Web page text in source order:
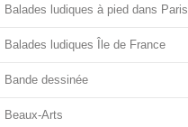
Balades ludiques à pied dans Paris
Balades ludiques Île de France
Bande dessinée
Beaux-Arts